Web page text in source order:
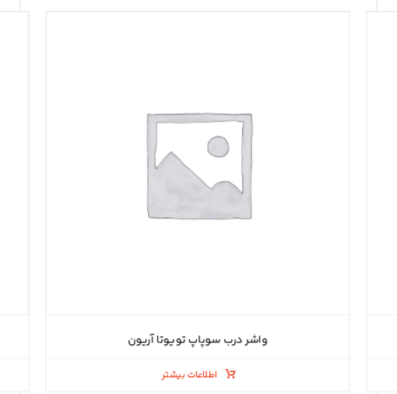
واشر درب سوپاپ تویوتا آریون
اطلاعات بیشتر